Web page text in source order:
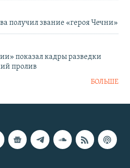
получил звание «героя Чечни»
показал кадры разведки
пролив
БОЛЬШЕ